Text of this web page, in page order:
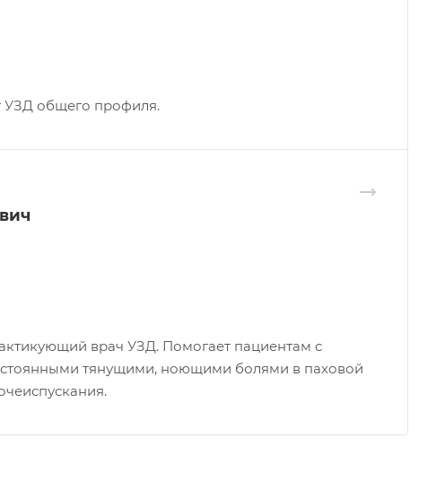
УЗД общего профиля.
врач УЗД. Помогает пациентам с
тянущими, ноющими болями в паховой